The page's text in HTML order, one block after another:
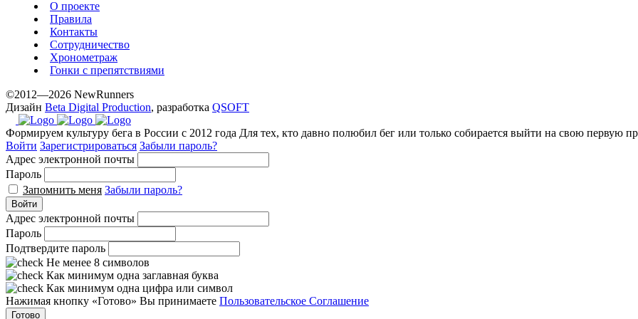
exceptional
method.
www.yvessaintlaurent.to
prices.
О проекте
Правила
Контакты
Сотрудничество
Хронометраж
Гонки с препятствиями
©2012—2026 NewRunners
Дизайн Beta Digital Production, разработка QSOFT
Формируем культуру бега в России с 2012 года Для тех, кто давно полюбил бег или только собирается выйти на свою первую
Войти Зарегистрироваться Забыли пароль?
Адрес электронной почты
Пароль
Запомнить меня Забыли пароль?
Войти
Адрес электронной почты
Пароль
Подтвердите пароль
Не менее 8 символов
Как минимум одна заглавная буква
Как минимум одна цифра или символ
Нажимая кнопку «Готово» Вы принимаете Пользовательское Соглашение
Готово